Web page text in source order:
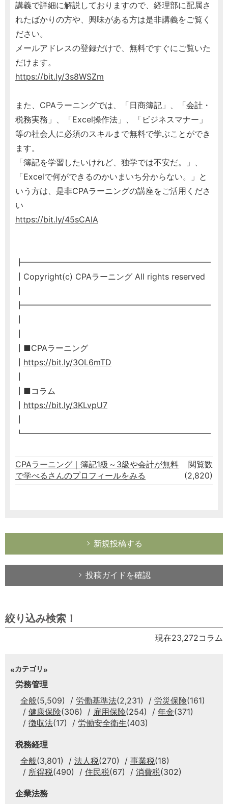
講義で詳細に解説しておりますので、経理部に配属さ
れたばかりの方や、興味がある方は是非講義をご覧く
ださい。
メールアドレスの登録だけで、無料ですぐにご覧いた
だけます。
https://bit.ly/3s8WSZm
また、CPAラーニングでは、「日商簿記」、「会計 ・
税務実務」、「Excel操作法」、「ビジネスマナー」
等の社会人に必須のスキルまで無料で学ぶことができ
ます。
「簿記を学習したいけれど、独学では不安だ。」、
「Excelで何ができるのかいまいち分からない。」と
いう方は、是非CPAラーニングの講座をご活用くださ
い
https://bit.ly/45sCAIA
┣━━━━━━━━━━━━━━━━━━━━━━━
┃Copyright(c) CPAラーニング All rights reserved
┣━━━━━━━━━━━━━━━━━━━━━━━
┃■CPAラーニング
https://bit.ly/3OL6mTD
┃■コラム
https://bit.ly/3KLvpU7
┗━━━━━━━━━━━━━━━━━━━━━━━
CPAラーニング｜簿記1級～3級や会計が無料
で学べるさんのプロフィールをみる
閲覧数
(2,820)
新規投稿する
投稿ガイドを確認
絞り込み検索！
現在23,272コラム
カテゴリ
労務管理
全般(5,509) 労働基準法(2,231) 労災保険(161)
健康保険(306) 雇用保険(254) 年金(371)
徴収法(17) 労働安全衛生(403)
税務経理
全般(3,801) 法人税(270) 事業税(18)
所得税(490) 住民税(67) 消費税(302)
企業法務